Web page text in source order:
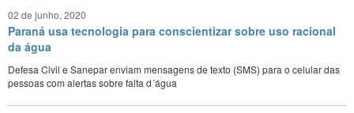
02 de junho, 2020
Paraná usa tecnologia para conscientizar sobre uso racional
da água
Defesa Civil e Sanepar enviam mensagens de texto (SMS) para o celular das
pessoas com alertas sobre falta d´água